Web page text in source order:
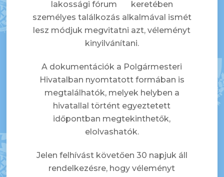
lakossági fórum keretében
személyes találkozás alkalmával ismét
lesz módjuk megvitatni azt, véleményt
kinyilvánítani.
A dokumentációk a Polgármesteri
Hivatalban nyomtatott formában is
megtalálhatók, melyek helyben a
hivatallal történt egyeztetett
időpontban megtekinthetők,
elolvashatók.
Jelen felhívást követően 30 napjuk áll
rendelkezésre, hogy véleményt